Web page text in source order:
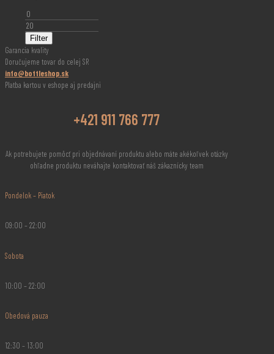
Minimálna
cena
Maximálna
cena
Filter
Garancia kvality
Doručujeme tovar do celej SR
info@bottleshop.sk
Platba kartou v eshope aj predajni
+421 911 766 777
Ak potrebujete pomôcť pri objednávaní produktu alebo máte akékoľvek otázky
ohľadne produktu neváhajte kontaktovať náš zákaznícky team
Pondelok – Piatok
09:00 – 22:00
Sobota
10:00 – 22:00
Obedová pauza
12:30 – 13:00